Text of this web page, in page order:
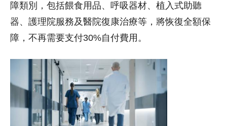
障類別，包括餵食用品、呼吸器材、植入式助聽
器、護理院服務及醫院復康治療等，將恢復全額保
障，不再需要支付30%自付費用。